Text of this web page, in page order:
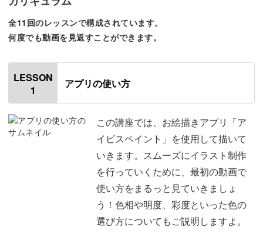
今回は上半身のイラストを描いていきますが、その際の体
の向きは3つのパターンをご紹介。
もレクチャーします。
実際の自分を描いてみたり、理想の髪型を描いてみたり...
お好きなように組み合わせて、自分だけのアイコンを作り
ポイントを押さえれば、どんなイラストも描ける！
全11回のレッスンで構成されています。
何度でも動画を見返すことができます。
LESSON
1
アプリの使い方
この講座では、お絵描きアプリ「ア
イビスペイント」を使用して描いて
いきます。スムーズにイラスト制作
を行っていくために、最初の動画で
使い方をまるっと見ていきましょ
う！色相や明度、彩度といった色の
選び方についてもご説明しますよ。